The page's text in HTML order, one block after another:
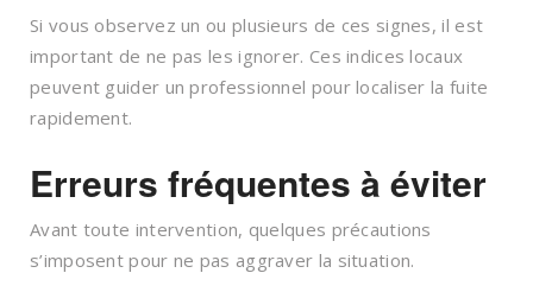
Si vous observez un ou plusieurs de ces signes, il est
important de ne pas les ignorer. Ces indices locaux
peuvent guider un professionnel pour localiser la fuite
rapidement.
Erreurs fréquentes à éviter
Avant toute intervention, quelques précautions
s’imposent pour ne pas aggraver la situation.